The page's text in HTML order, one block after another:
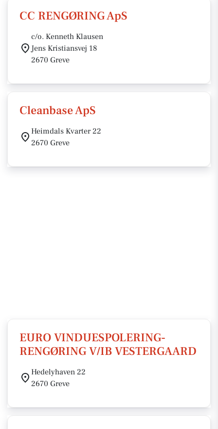
CC RENGØRING ApS
c/o. Kenneth Klausen
Jens Kristiansvej 18
2670 Greve
Cleanbase ApS
Heimdals Kvarter 22
2670 Greve
EURO VINDUESPOLERING-
RENGØRING V/IB VESTERGAARD
Hedelyhaven 22
2670 Greve